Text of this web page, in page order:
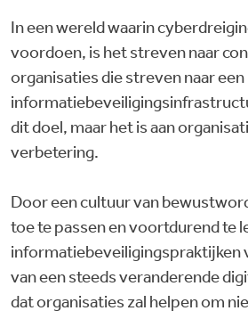
In een wereld waarin
voordoen, is het streven naar
organisaties die streven naar
dit doel, maar het is aan
verbetering.
Door een cultuur van
toe te passen en voortdurend te
informatiebeveiligingspraktijken
van een steeds veranderende
dat organisaties zal helpen om